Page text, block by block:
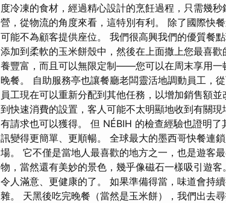
度冷凍的食材，經過精心設計的烹飪過程，只需幾
營，從物流的角度來看，這特別有利。 除了國際快
可能不為顧客提供座位。 我們很高興我們的優質餐
添加到柔軟的玉米餅殼中，然後在上面撒上您最喜
養豐富，而且可以無限定制——您可以在周末享用一
晚餐。 自助服務亭也讓餐廳老闆靈活地調動員工，
員工現在可以重新分配到其他任務，以增加銷售額並
到快速消費的設置，客人可能不太明顯地收到有關
有請求也可以獲得。 但 NÉBIH 的檢查經驗也證明
訊變得更簡單、更順暢。 全球最大的墨西哥快餐連
場。 它不僅是當地人最喜歡的地方之一，也是遊客
物，當然還有美妙的景色，幾乎像磁石一樣吸引遊
令人滿意、更健康的了。 如果準備得當，味道會持
雜。 天黑後吃完晚餐（當然是玉米餅），我們出去